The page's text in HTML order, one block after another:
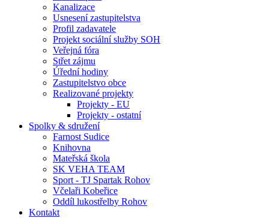
Kanalizace
Usnesení zastupitelstva
Profil zadavatele
Projekt sociální služby SOH
Veřejná fóra
Střet zájmu
Úřední hodiny
Zastupitelstvo obce
Realizované projekty
Projekty - EU
Projekty - ostatní
Spolky & sdružení
Farnost Sudice
Knihovna
Mateřská škola
SK VEHA TEAM
Sport - TJ Spartak Rohov
Včelaři Kobeřice
Oddíl lukostřelby Rohov
Kontakt